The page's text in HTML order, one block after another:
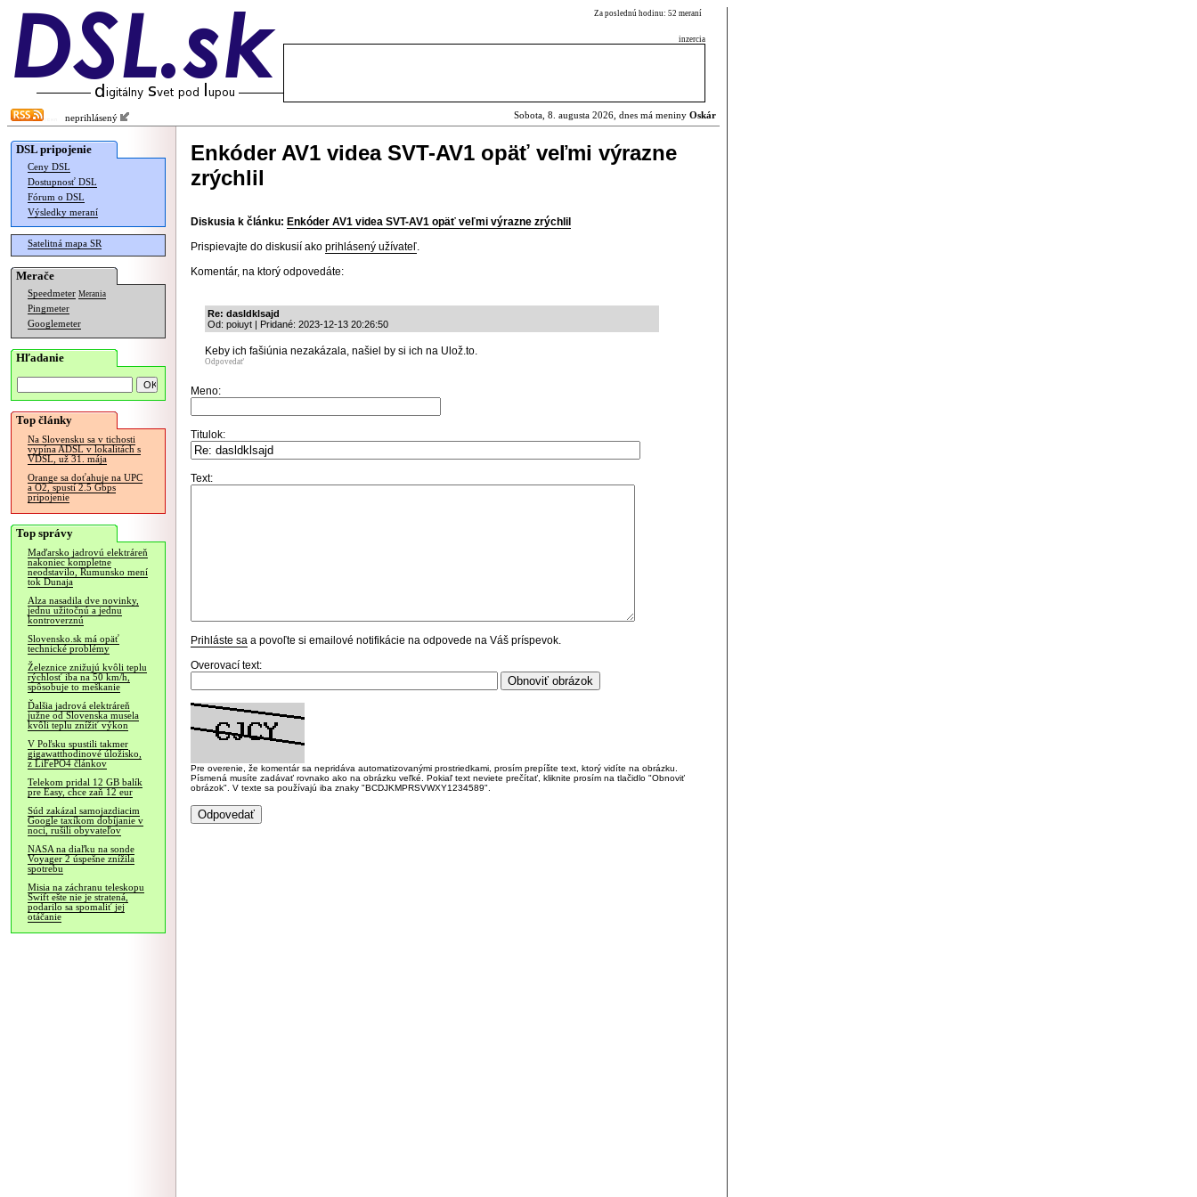
Za poslednú hodinu: 52 meraní
inzercia
neprihlásený Sobota, 8. augusta 2026, dnes má meniny Oskár
DSL pripojenie
Ceny DSL
Dostupnosť DSL
Fórum o DSL
Výsledky meraní
Satelitná mapa SR
Merače
Speedmeter Merania
Pingmeter
Googlemeter
Hľadanie
Top články
Na Slovensku sa v tichosti
vypína ADSL v lokalitách s
VDSL, už 31. mája
Orange sa doťahuje na UPC
a O2, spustí 2.5 Gbps
pripojenie
Top správy
Maďarsko jadrovú elektráreň
nakoniec kompletne
neodstavilo, Rumunsko mení
tok Dunaja
Alza nasadila dve novinky,
jednu užitočnú a jednu
kontroverznú
Slovensko.sk má opäť
technické problémy
Železnice znižujú kvôli teplu
rýchlosť iba na 50 km/h,
spôsobuje to meškanie
Ďalšia jadrová elektráreň
južne od Slovenska musela
kvôli teplu znížiť výkon
V Poľsku spustili takmer
gigawatthodinové úložisko,
z LiFePO4 článkov
Telekom pridal 12 GB balík
pre Easy, chce zaň 12 eur
Súd zakázal samojazdiacim
Google taxíkom dobíjanie v
noci, rušili obyvateľov
NASA na diaľku na sonde
Voyager 2 úspešne znížila
spotrebu
Misia na záchranu teleskopu
Swift ešte nie je stratená,
podarilo sa spomaliť jej
otáčanie
Enkóder AV1 videa SVT-AV1 opäť veľmi výrazne
zrýchlil
Diskusia k článku: Enkóder AV1 videa SVT-AV1 opäť veľmi výrazne zrýchlil
Prispievajte do diskusií ako prihlásený užívateľ.
Komentár, na ktorý odpovedáte:
Re: dasldklsajd
Od: poiuyt | Pridané: 2023-12-13 20:26:50
Keby ich fašiúnia nezakázala, našiel by si ich na Ulož.to.
Odpovedať
Meno:
Titulok:
Text:
Prihláste sa a povoľte si emailové notifikácie na odpovede na Váš príspevok.
Overovací text:
Pre overenie, že komentár sa nepridáva automatizovanými prostriedkami, prosím prepíšte text, ktorý vidíte na obrázku.
Písmená musíte zadávať rovnako ako na obrázku veľké. Pokiaľ text neviete prečítať, kliknite prosím na tlačidlo "Obnoviť
obrázok". V texte sa používajú iba znaky "BCDJKMPRSVWXY1234589".